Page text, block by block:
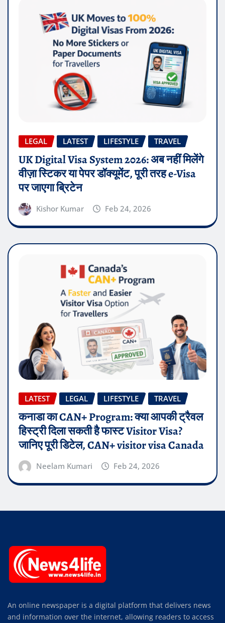
LEGAL LATEST LIFESTYLE TRAVEL
UK Digital Visa System 2026: अब नहीं मिलेंगे
वीज़ा स्टिकर या पेपर डॉक्यूमेंट, पूरी तरह e-Visa
पर जाएगा ब्रिटेन
Kishor Kumar Feb 24, 2026
LATEST LEGAL LIFESTYLE TRAVEL
कनाडा का CAN+ Program: क्या आपकी ट्रैवल
हिस्ट्री दिला सकती है फास्ट Visitor Visa?
जानिए पूरी डिटेल, CAN+ visitor visa Canada
Neelam Kumari Feb 24, 2026
An online newspaper is a digital platform that delivers news
and information over the internet, allowing readers to access